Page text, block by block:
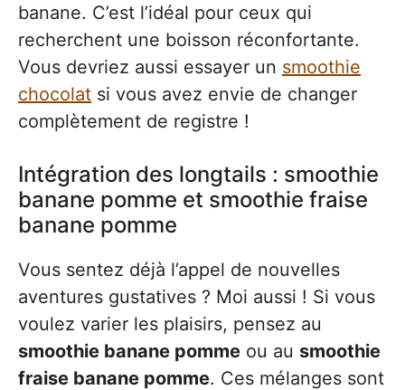
banane. C’est l’idéal pour ceux qui
recherchent une boisson réconfortante.
Vous devriez aussi essayer un smoothie
chocolat si vous avez envie de changer
complètement de registre !
Intégration des longtails : smoothie
banane pomme et smoothie fraise
banane pomme
Vous sentez déjà l’appel de nouvelles
aventures gustatives ? Moi aussi ! Si vous
voulez varier les plaisirs, pensez au
smoothie banane pomme ou au smoothie
fraise banane pomme. Ces mélanges sont